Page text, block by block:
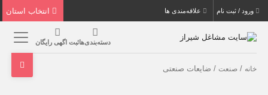
ورود / ثبت نام علاقه‌مندی ها
دسته‌بندی‌هاثبت اگهی رایگان
خانه /صنعت / ضایعات صنعتی